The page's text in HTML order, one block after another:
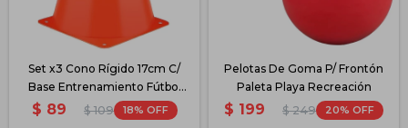
Set x3 Cono Rígido 17cm C/
Base Entrenamiento Fútbol
Hockey
$ 89 $ 109 18
Pelotas De Goma P/ Frontón
Paleta Playa Recreación
$ 199 $ 249 20